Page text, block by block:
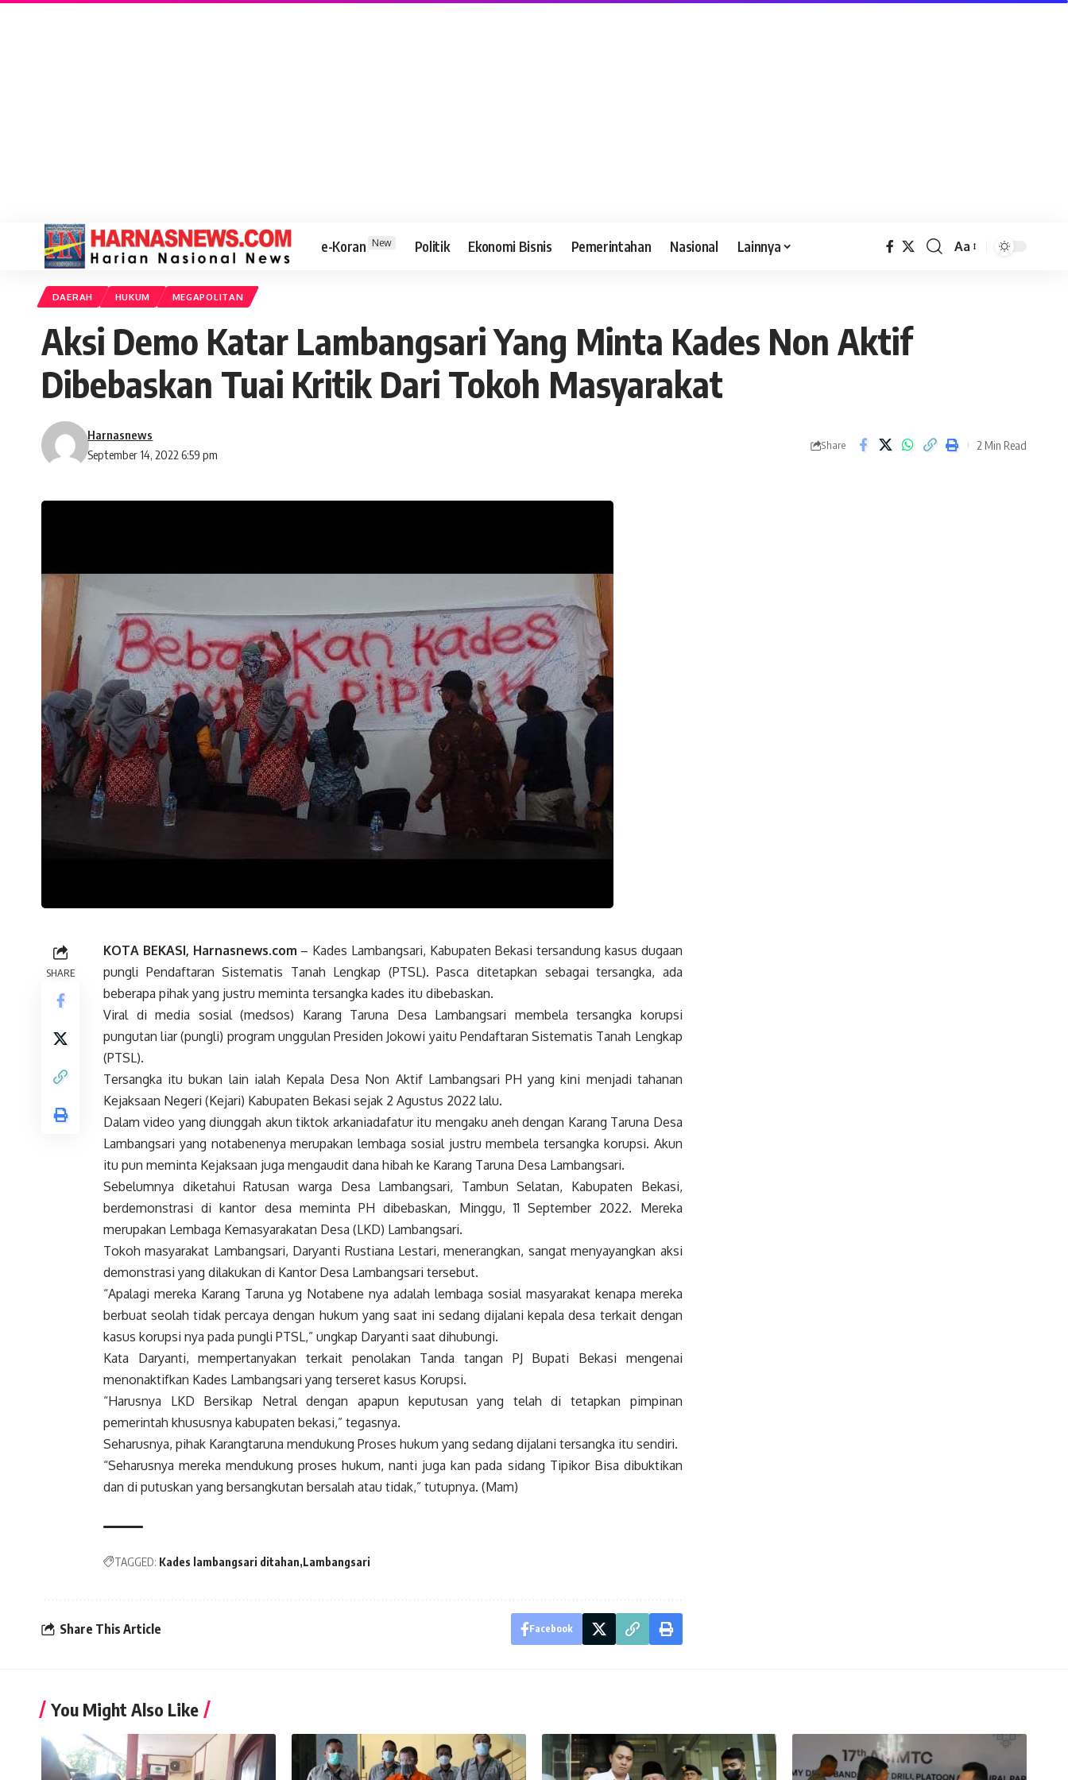
e-Koran New Politik Ekonomi Bisnis Pemerintahan Nasional Lainnya Aa
DAERAH HUKUM MEGAPOLITAN
Aksi Demo Katar Lambangsari Yang Minta Kades Non Aktif
Dibebaskan Tuai Kritik Dari Tokoh Masyarakat
September 14, 2022 6:59 pm
Harnasnews
Share 2 Min Read
SHARE
KOTA BEKASI, Harnasnews.com – Kades Lambangsari, Kabupaten Bekasi tersandung kasus dugaan
pungli Pendaftaran Sistematis Tanah Lengkap (PTSL). Pasca ditetapkan sebagai tersangka, ada
beberapa pihak yang justru meminta tersangka kades itu dibebaskan.
Viral di media sosial (medsos) Karang Taruna Desa Lambangsari membela tersangka korupsi
pungutan liar (pungli) program unggulan Presiden Jokowi yaitu Pendaftaran Sistematis Tanah Lengkap
(PTSL).
Tersangka itu bukan lain ialah Kepala Desa Non Aktif Lambangsari PH yang kini menjadi tahanan
Kejaksaan Negeri (Kejari) Kabupaten Bekasi sejak 2 Agustus 2022 lalu.
Dalam video yang diunggah akun tiktok arkaniadafatur itu mengaku aneh dengan Karang Taruna Desa
Lambangsari yang notabenenya merupakan lembaga sosial justru membela tersangka korupsi. Akun
itu pun meminta Kejaksaan juga mengaudit dana hibah ke Karang Taruna Desa Lambangsari.
Sebelumnya diketahui Ratusan warga Desa Lambangsari, Tambun Selatan, Kabupaten Bekasi,
berdemonstrasi di kantor desa meminta PH dibebaskan, Minggu, 11 September 2022. Mereka
merupakan Lembaga Kemasyarakatan Desa (LKD) Lambangsari.
Tokoh masyarakat Lambangsari, Daryanti Rustiana Lestari, menerangkan, sangat menyayangkan aksi
demonstrasi yang dilakukan di Kantor Desa Lambangsari tersebut.
“Apalagi mereka Karang Taruna yg Notabene nya adalah lembaga sosial masyarakat kenapa mereka
berbuat seolah tidak percaya dengan hukum yang saat ini sedang dijalani kepala desa terkait dengan
kasus korupsi nya pada pungli PTSL,” ungkap Daryanti saat dihubungi.
Kata Daryanti, mempertanyakan terkait penolakan Tanda tangan PJ Bupati Bekasi mengenai
menonaktifkan Kades Lambangsari yang terseret kasus Korupsi.
“Harusnya LKD Bersikap Netral dengan apapun keputusan yang telah di tetapkan pimpinan
pemerintah khususnya kabupaten bekasi,” tegasnya.
Seharusnya, pihak Karangtaruna mendukung Proses hukum yang sedang dijalani tersangka itu sendiri.
“Seharusnya mereka mendukung proses hukum, nanti juga kan pada sidang Tipikor Bisa dibuktikan
dan di putuskan yang bersangkutan bersalah atau tidak,” tutupnya. (Mam)
TAGGED: Kades lambangsari ditahan Lambangsari
Share This Article Facebook
You Might Also Like